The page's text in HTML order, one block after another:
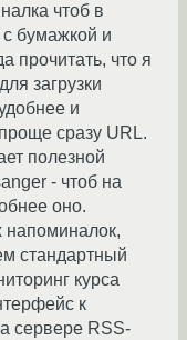
чтоб в
бумажкой и
прочитать, что я
загрузки
и
сразу URL.
полезной
- чтоб на
оно.
напоминалок,
стандартный
курса
к
сервере RSS-